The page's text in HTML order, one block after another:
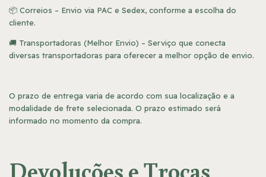
📦 Correios – Envio via PAC e Sedex, conforme a escolha do
cliente.
🚚 Transportadoras (Melhor Envio) – Serviço que conecta
diversas transportadoras para oferecer a melhor opção de envio.
O prazo de entrega varia de acordo com sua localização e a
modalidade de frete selecionada. O prazo estimado será
informado no momento da compra.
Devoluções e Trocas